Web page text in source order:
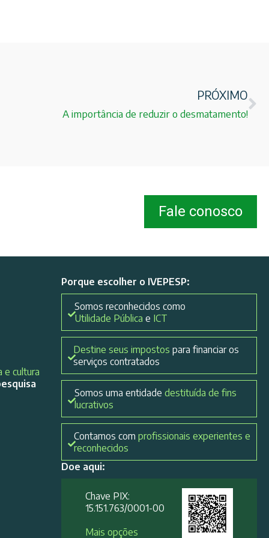
PRÓXIMO
A importância de reduzir o desmatamento!
Fale conosco
e cultura
Porque escolher o IVEPESP:
Somos reconhecidos como
Utilidade Pública e ICT
Destine seus impostos para financiar os
serviços contratados
Somos uma entidadedestituída de fins
lucrativos
Contamos com profissionais experientes e
reconhecidos
Doe aqui:
Chave PIX:
15.151.763/0001-00​
Mais opções